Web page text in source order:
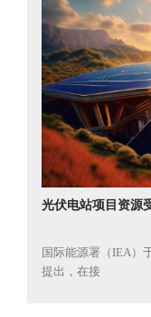
光伏电站项目资源
国际能源署（IEA）
提出，在接